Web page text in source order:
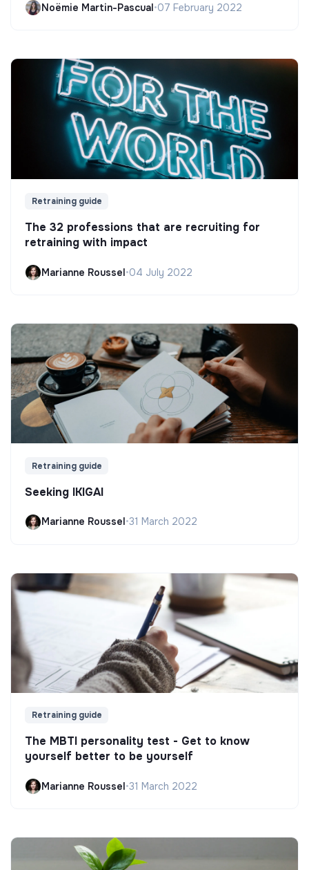
Noëmie Martin-Pascual•07 February 2022
Retraining guide
The 32 professions that are recruiting for
retraining with impact
Marianne Roussel•04 July 2022
Retraining guide
Seeking IKIGAI
Marianne Roussel•31 March 2022
Retraining guide
The MBTI personality test - Get to know
yourself better to be yourself
Marianne Roussel•31 March 2022